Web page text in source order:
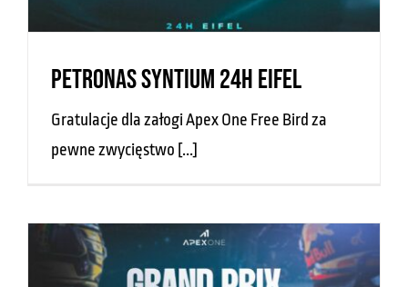
PETRONAS Syntium 24H Eifel
Gratulacje dla załogi Apex One Free Bird za
pewne zwycięstwo [...]